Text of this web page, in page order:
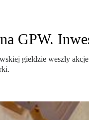
GPW.
giełdzie weszły